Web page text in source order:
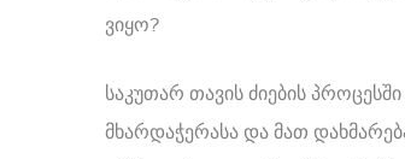
ვიყო?
საკუთარ თავის ძიების
მხარდაჭერასა და მათ